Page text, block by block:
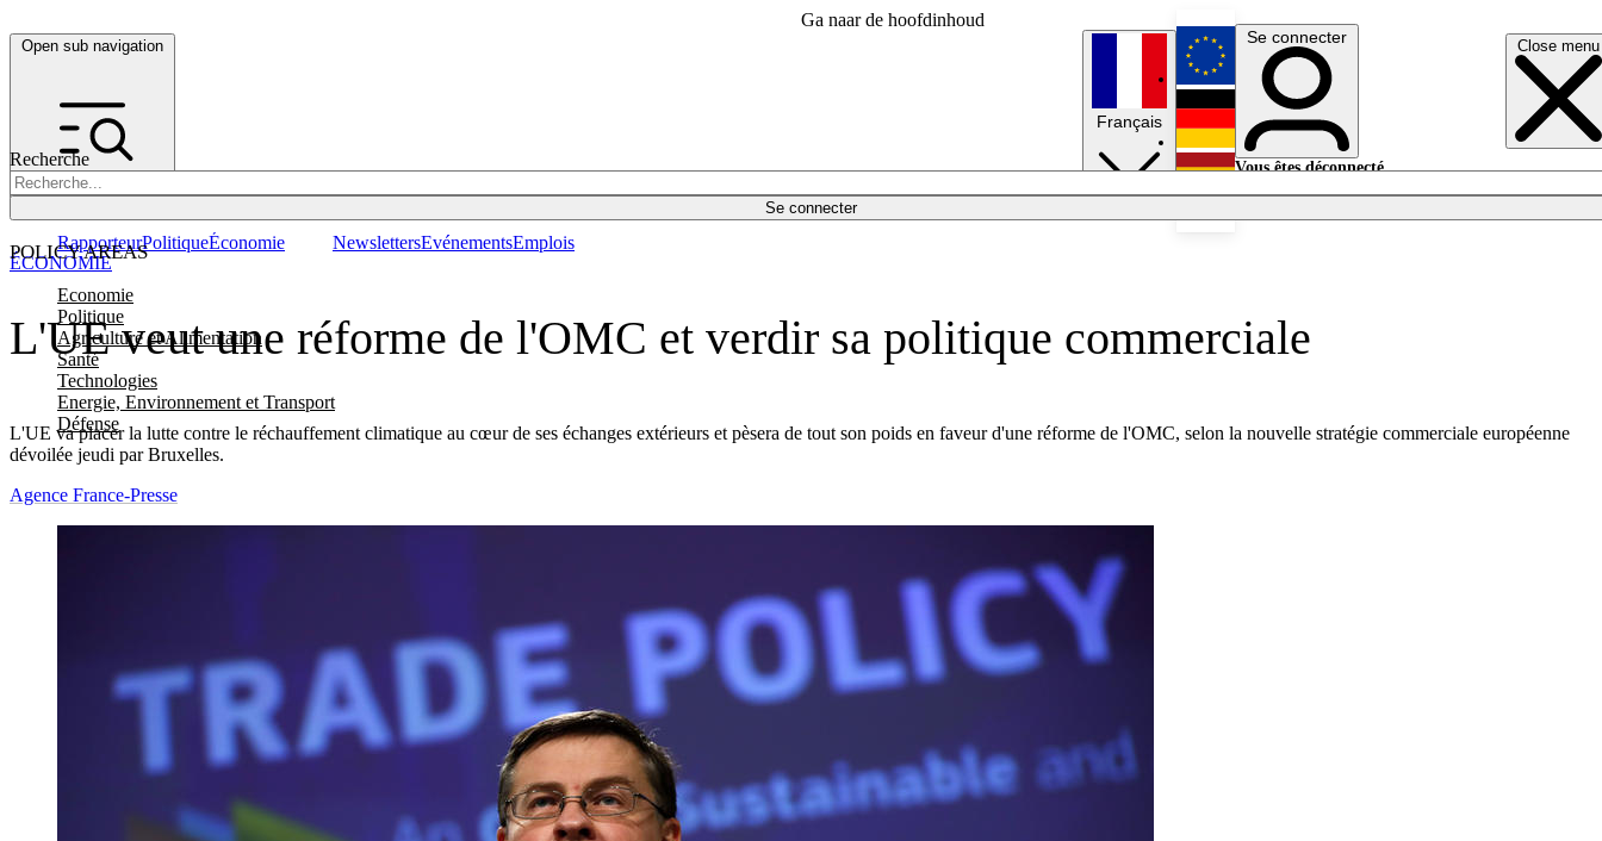
Ga naar de hoofdinhoud
Open sub navigation Close menu
Recherche
Se connecter
POLICY AREAS
Economie
Politique
Agriculture et Alimentation
Santé
Technologies
Energie, Environnement et Transport
Défense
RapporteurPolitiqueÉconomie NewslettersEvénementsEmplois
Français
English
Deutsch
Se connecter
Vous êtes déconnecté.
L'UE veut une réforme de l'OMC et verdir sa politique commerciale
L'UE va placer la lutte contre le réchauffement climatique au cœur de ses échanges extérieurs et pèsera de tout son poids en faveur d'une réforme de l'OMC, selon la nouvelle stratégie commerciale européenne
dévoilée jeudi par Bruxelles.
ÉCONOMIE
Agence France-Presse